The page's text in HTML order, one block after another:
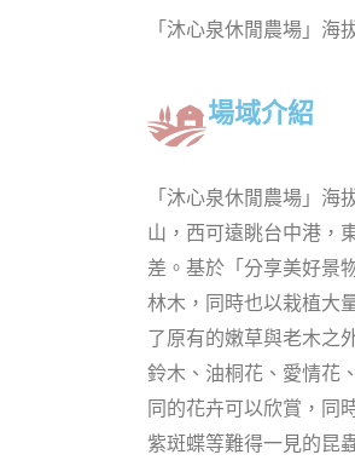
「沐心泉休閒農場」
場域介紹
「沐心泉休閒農場」
山，西可遠眺台中港，
差。基於「分享美好景
林木，同時也以栽植大
了原有的嫩草與老木之
鈴木、油桐花、愛情花
同的花卉可以欣賞，同
紫斑蝶等難得一見的昆